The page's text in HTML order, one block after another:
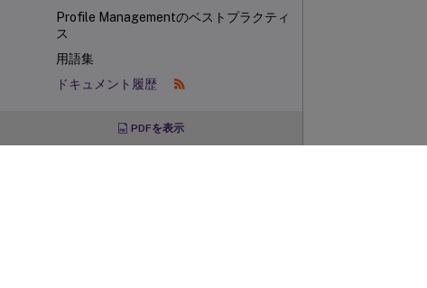
Profile Managementのベストプラクティ
ス
用語集
ドキュメント履歴
PDFを表示